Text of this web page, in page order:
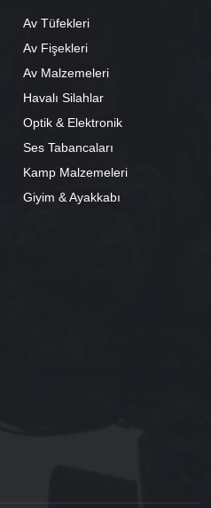
Av Tüfekleri
Av Fişekleri
Av Malzemeleri
Havalı Silahlar
Optik & Elektronik
Ses Tabancaları
Kamp Malzemeleri
Giyim & Ayakkabı